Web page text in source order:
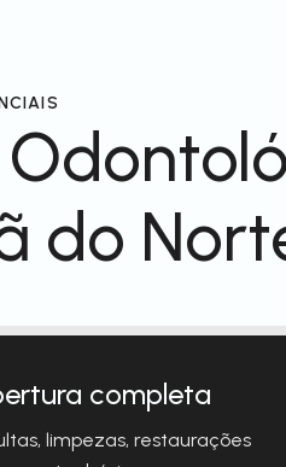
do
completa
limpezas, restaurações